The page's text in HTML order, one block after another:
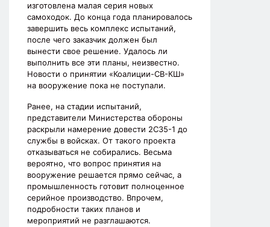
изготовлена малая серия новых
самоходок. До конца года планировалось
завершить весь комплекс испытаний,
после чего заказчик должен был
вынести свое решение. Удалось ли
выполнить все эти планы, неизвестно.
Новости о принятии «Коалиции-СВ-КШ»
на вооружение пока не поступали.
Ранее, на стадии испытаний,
представители Министерства обороны
раскрыли намерение довести 2С35-1 до
службы в войсках. От такого проекта
отказываться не собирались. Весьма
вероятно, что вопрос принятия на
вооружение решается прямо сейчас, а
промышленность готовит полноценное
серийное производство. Впрочем,
подробности таких планов и
мероприятий не разглашаются.